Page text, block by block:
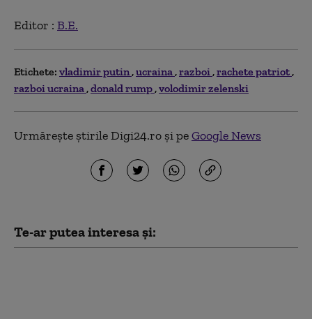
Editor : B.E.
Etichete: vladimir putin ucraina razboi rachete patriot
razboi ucraina donald rump volodimir zelenski
Urmărește știrile Digi24.ro și peGoogle News
Te-ar putea interesa și: